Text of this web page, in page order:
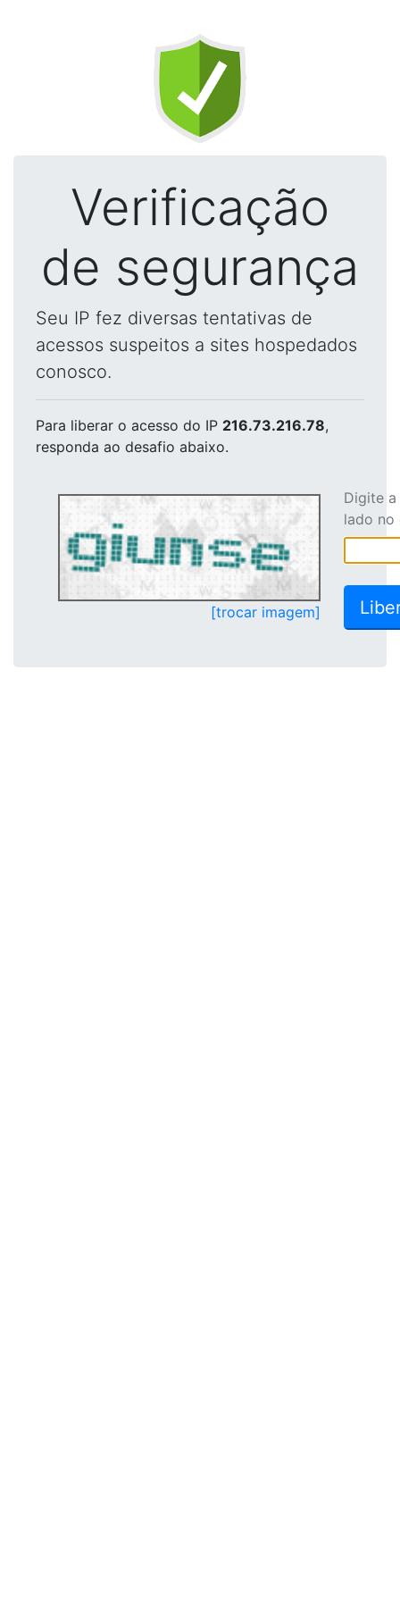
Verificação
de segurança
Seu IP fez diversas tentativas de
acessos suspeitos a sites hospedados
conosco.
Para liberar o acesso do IP 216.73.216.78,
responda ao desafio abaixo.
[trocar imagem]
Digite
lado no